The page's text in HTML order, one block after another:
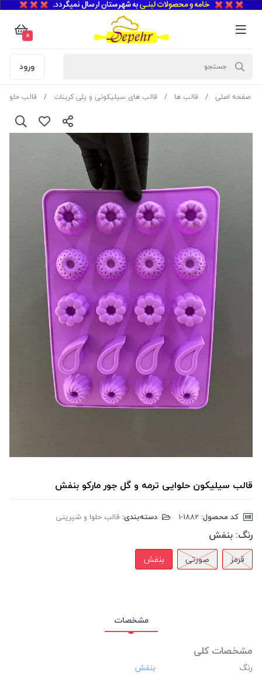
0
ورود
صفحه اصلی قالب ها قالب های سیلیکونی و پلی کربنات قالب حلوا
قالب سیلیکون حلوایی ترمه و گل جور مارکو بنفش
کد محصول: دسته‌بندی: قالب حلوا و شیرینی
رنگ: بنفش
قرمز صورتی بنفش
مشخصات
مشخصات کلی
رنگ